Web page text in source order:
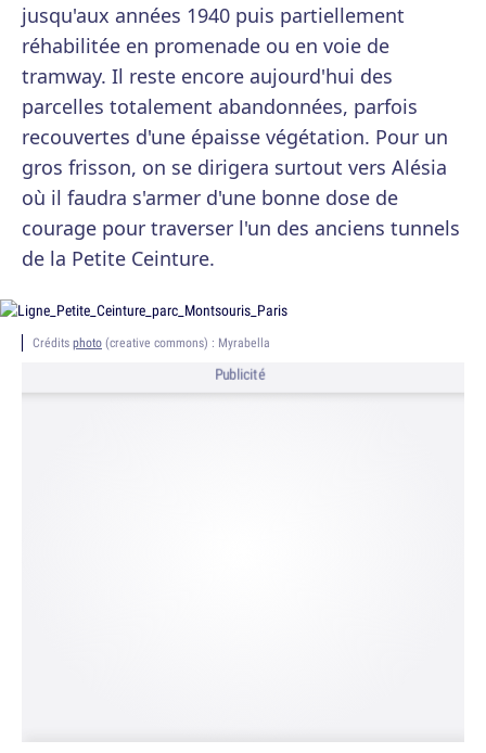
jusqu'aux années 1940 puis partiellement
réhabilitée en promenade ou en voie de
tramway. Il reste encore aujourd'hui des
parcelles totalement abandonnées, parfois
recouvertes d'une épaisse végétation. Pour un
gros frisson, on se dirigera surtout vers Alésia
où il faudra s'armer d'une bonne dose de
courage pour traverser l'un des anciens tunnels
de la Petite Ceinture.
Crédits photo (creative commons) : Myrabella
Publicité